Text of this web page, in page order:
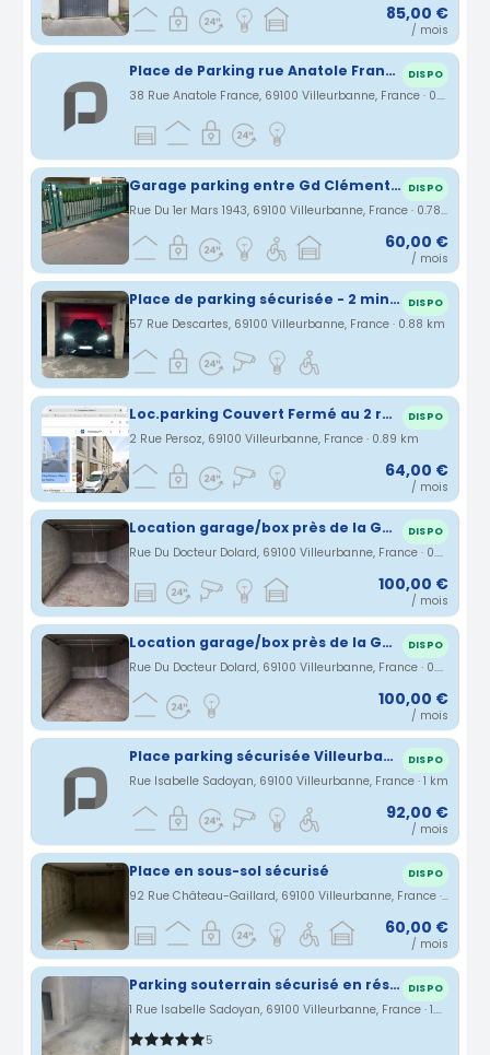
85,00 €
/ mois
Place de Parking rue Anatole France Villeurbanne DISPO
38 Rue Anatole France, 69100 Villeurbanne, France · 0.7 km
Garage parking entre Gd Clément Flachet villeurbanne DISPO
Rue Du 1er Mars 1943, 69100 Villeurbanne, France · 0.78 km
60,00 €
/ mois
Place de parking sécurisée - 2 min Métro République ligne A -Accès Immédiat Lyon 6 DISPO
57 Rue Descartes, 69100 Villeurbanne, France · 0.88 km
Loc.parking Couvert Fermé au 2 rue Persoz À Villeurbanne. DISPO
2 Rue Persoz, 69100 Villeurbanne, France · 0.89 km
64,00 €
/ mois
Location garage/box près de la Gare Part-Dieu DISPO
Rue Du Docteur Dolard, 69100 Villeurbanne, France · 0.9 km
100,00 €
/ mois
Location garage/box près de la Gare Part-Dieu DISPO
Rue Du Docteur Dolard, 69100 Villeurbanne, France · 0.9 km
100,00 €
/ mois
Place parking sécurisée Villeurbanne Charpennes/République DISPO
Rue Isabelle Sadoyan, 69100 Villeurbanne, France · 1 km
92,00 €
/ mois
Place en sous-sol sécurisé DISPO
92 Rue Château-Gaillard, 69100 Villeurbanne, France · 1.01 km
60,00 €
/ mois
Parking souterrain sécurisé en résidence DISPO
1 Rue Isabelle Sadoyan, 69100 Villeurbanne, France · 1.03 km
5